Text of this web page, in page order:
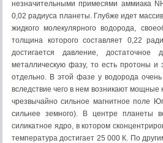
незначительными примесями аммиака
0,02 радиуса планеты. Глубже идет
жидкого молекулярного водорода,
толщина которого составляет 0,22
достигается давление,
металлическую фазу, то есть протоны и
отдельно. В этой фазе у водорода очень
вследствие чего в нем возникают
чрезвычайно сильное магнитное поле
сильнее земного). В центре планеты
силикатное ядро, в котором
температура достигает 25 000 К. По